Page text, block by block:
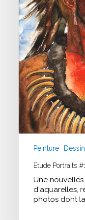
Peinture Dessin
Etude Portraits
Une
d'aquarelles,
photos dont la…